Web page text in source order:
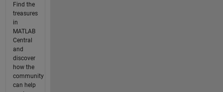
Find the
treasures
in
MATLAB
Central
and
discover
how the
community
can help